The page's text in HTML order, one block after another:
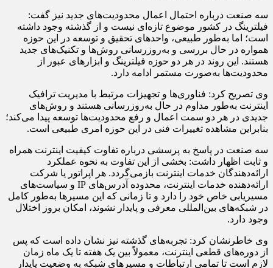
سه صنعت درباره احتمال اعمال محدودیت‌های جدید نیز گفت:
فیلترینگ در کشور موضوع تازه‌ای نیست و از گذشته وجود داشته
است؛ اما به‌طور طبیعی، واحدهای تحقیق و توسعه در این حوزه
همواره در حال بررسی و به‌روزرسانی روش‌ها و تکنیک‌های جدید
هستند. این روند در هر دو حوزه فیلترینگ و ابزارهای عبور از
محدودیت‌ها به‌صورت مستمر ادامه دارد.
وی تصریح کرد: فناوری‌ها و تجهیزات مرتبط با مدیریت ترافیک
اینترنت به‌طور مداوم در حال به‌روزرسانی هستند و روش‌های
جدیدی در هر دو سمت اعمال و رفع محدودیت‌ها توسعه پیدا می‌کند؛
بنابراین مشاهده تغییرات فنی در این حوزه امری طبیعی است.
سه صنعت در پاسخ به پرسشی درباره تفاوت کیفیت اینترنت همراه
و ثابت اظهار داشت: بخشی از این تفاوت به نحوه عملکرد
ارائه‌دهندگان خدمات اینترنت بازمی‌گردد. هر اپراتور یا شرکت
ارائه‌دهنده خدمات اینترنت، محدوده آدرس‌های IP و سیاست‌های
مسیریابی خاص خود را دارد و تا زمانی که این مسیرها به‌طور کامل
در شبکه‌های بین‌المللی معرفی و پایدار نشوند، امکان بروز اختلال
وجود دارد.
وی خاطرنشان کرد: تجربه‌های گذشته نیز نشان داده است که پس
از دوره‌های قطعی اینترنت، معمولاً بین یک هفته تا یک ماه زمان
لازم است تا تمامی ارتباطات و مسیرهای شبکه به وضعیت پایدار